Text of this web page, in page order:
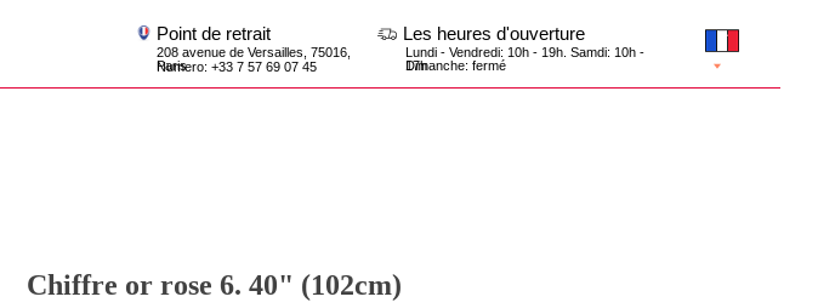
Les heures d'ouverture
Lundi - Vendredi: 10h - 19h. Samdi: 10h -
17h
Point de retrait
208 avenue de Versailles, 75016,
Numero: +33 7 57 69 07 45 Dimanche: fermé
Chiffre or rose 6. 40" (102cm)